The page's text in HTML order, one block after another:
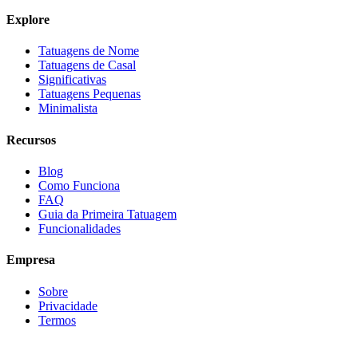
Explore
Tatuagens de Nome
Tatuagens de Casal
Significativas
Tatuagens Pequenas
Minimalista
Recursos
Blog
Como Funciona
FAQ
Guia da Primeira Tatuagem
Funcionalidades
Empresa
Sobre
Privacidade
Termos